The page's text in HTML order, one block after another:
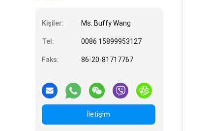
Kişiler: Ms. Buffy Wang
Tel: 0086 15899953127
Faks: 86-20-81717767
İletişim